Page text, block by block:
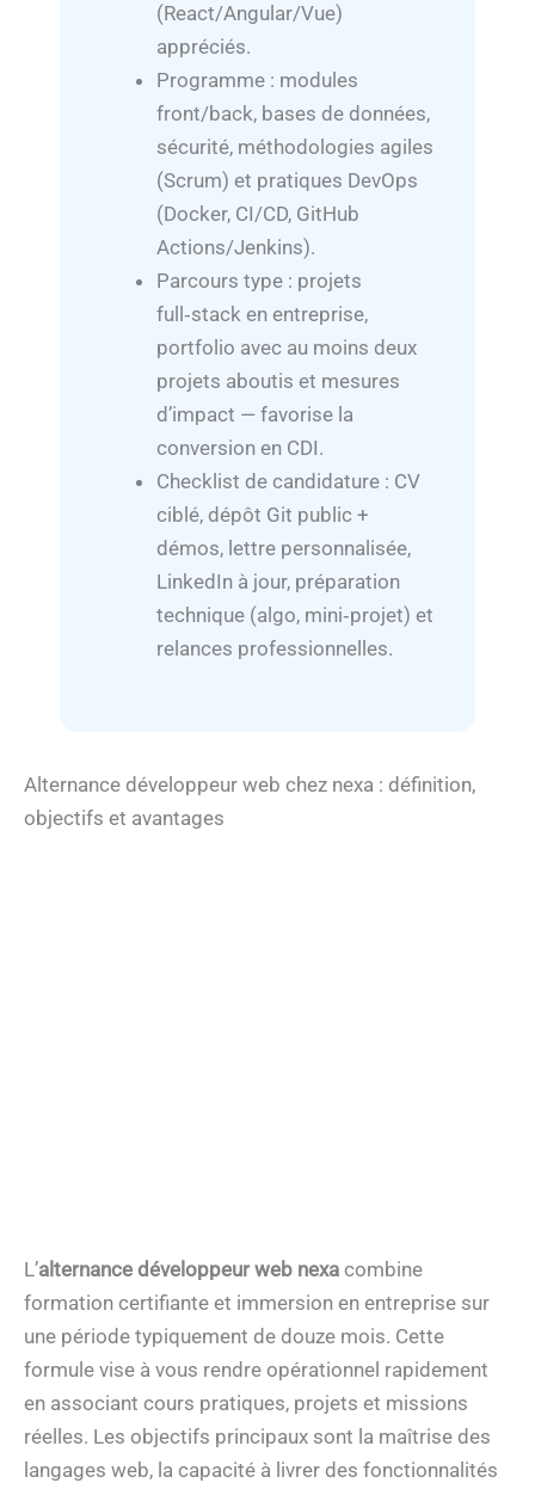
(React/Angular/Vue)
appréciés.
Programme : modules
front/back, bases de données,
sécurité, méthodologies agiles
(Scrum) et pratiques DevOps
(Docker, CI/CD, GitHub
Actions/Jenkins).
Parcours type : projets
full‑stack en entreprise,
portfolio avec au moins deux
projets aboutis et mesures
d’impact — favorise la
conversion en CDI.
Checklist de candidature : CV
ciblé, dépôt Git public +
démos, lettre personnalisée,
LinkedIn à jour, préparation
technique (algo, mini‑projet) et
relances professionnelles.
Alternance développeur web chez nexa : définition,
objectifs et avantages
L’alternance développeur web nexa combine
formation certifiante et immersion en entreprise sur
une période typiquement de douze mois. Cette
formule vise à vous rendre opérationnel rapidement
en associant cours pratiques, projets et missions
réelles. Les objectifs principaux sont la maîtrise des
langages web, la capacité à livrer des fonctionnalités